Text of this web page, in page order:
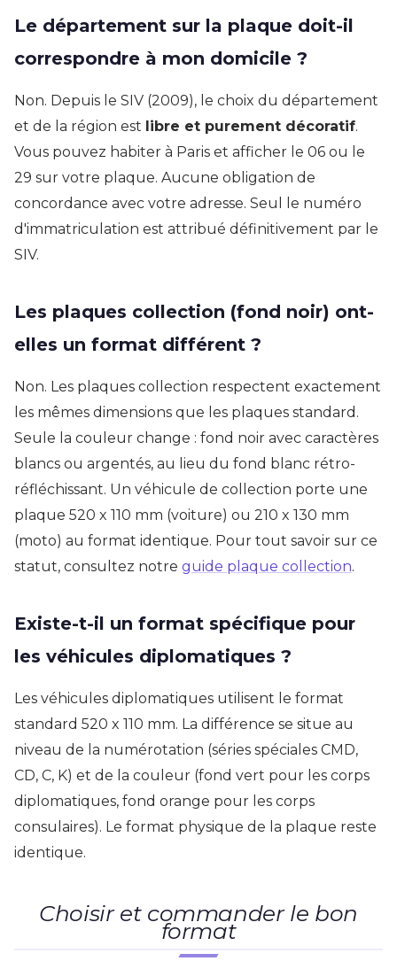
Le département sur la plaque doit-il
correspondre à mon domicile ?
Non. Depuis le SIV (2009), le choix du département
et de la région est libre et purement décoratif.
Vous pouvez habiter à Paris et afficher le 06 ou le
29 sur votre plaque. Aucune obligation de
concordance avec votre adresse. Seul le numéro
d'immatriculation est attribué définitivement par le
SIV.
Les plaques collection (fond noir) ont-
elles un format différent ?
Non. Les plaques collection respectent exactement
les mêmes dimensions que les plaques standard.
Seule la couleur change : fond noir avec caractères
blancs ou argentés, au lieu du fond blanc rétro-
réfléchissant. Un véhicule de collection porte une
plaque 520 x 110 mm (voiture) ou 210 x 130 mm
(moto) au format identique. Pour tout savoir sur ce
statut, consultez notre guide plaque collection.
Existe-t-il un format spécifique pour
les véhicules diplomatiques ?
Les véhicules diplomatiques utilisent le format
standard 520 x 110 mm. La différence se situe au
niveau de la numérotation (séries spéciales CMD,
CD, C, K) et de la couleur (fond vert pour les corps
diplomatiques, fond orange pour les corps
consulaires). Le format physique de la plaque reste
identique.
Choisir et commander le bon
format